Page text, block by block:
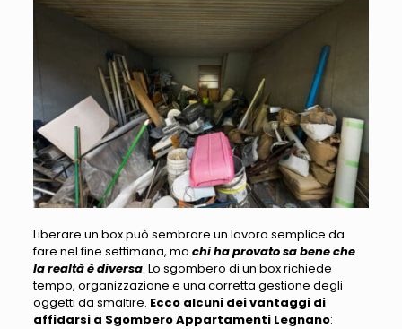
Liberare un box può sembrare un lavoro semplice da
fare nel fine settimana, ma chi ha provato sa bene che
la realtà è diversa. Lo sgombero di un boxrichiede
tempo, organizzazione e una corretta gestione degli
oggetti da smaltire. Ecco alcuni dei vantaggi di
affidarsi a Sgombero Appartamenti Legnano: